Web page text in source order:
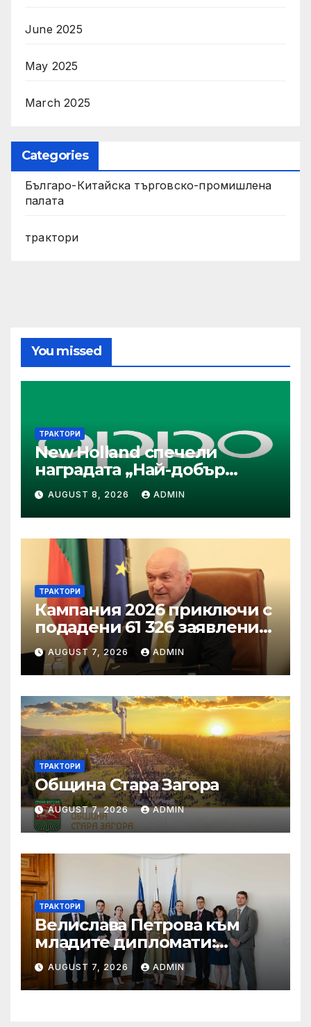
June 2025
May 2025
March 2025
Categories
Българо-Китайска търговско-промишлена
палата
трактори
You missed
ТРАКТОРИ
New Holland спечели
наградата „Най-добър
специализиран трактор“ на
конкурса Tractor of the Year
2026
AUGUST 8, 2026 ADMIN
ТРАКТОРИ
Кампания 2026 приключи с
подадени 61 326 заявления
за подпомагане
AUGUST 7, 2026 ADMIN
ТРАКТОРИ
Община Стара Загора
AUGUST 7, 2026 ADMIN
ТРАКТОРИ
Велислава Петрова към
младите дипломати:
Бъдете смели, уверени и
винаги отстоявайте
интересите на България
AUGUST 7, 2026 ADMIN